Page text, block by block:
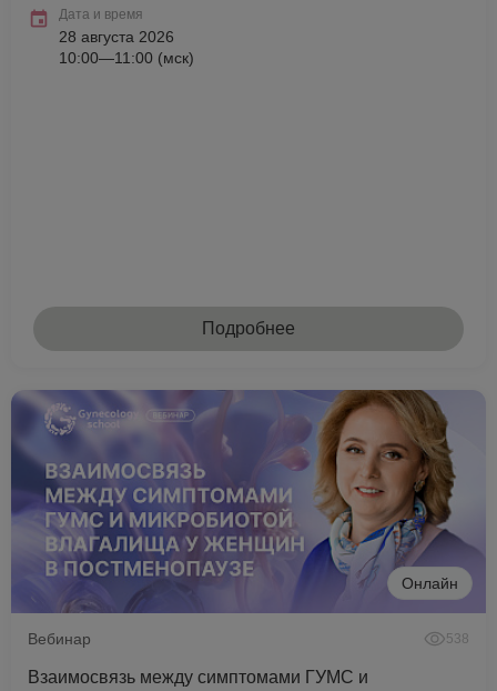
Дата и время
28 августа 2026
10:00—11:00 (мск)
Подробнее
Онлайн
Вебинар 538
Взаимосвязь между симптомами ГУМС и